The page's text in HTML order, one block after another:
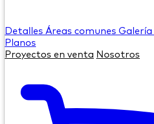
Detalles Áreas comunes Galería
Planos
Proyectos en venta Nosotros